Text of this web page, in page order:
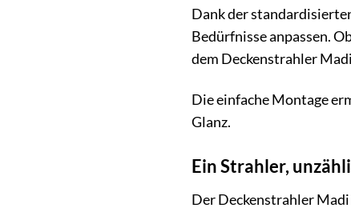
Dank der
Bedürfnisse anpassen.
dem Deckenstrahler
Die einfache Montage
Glanz.
Ein Strahler,
Der Deckenstrahler